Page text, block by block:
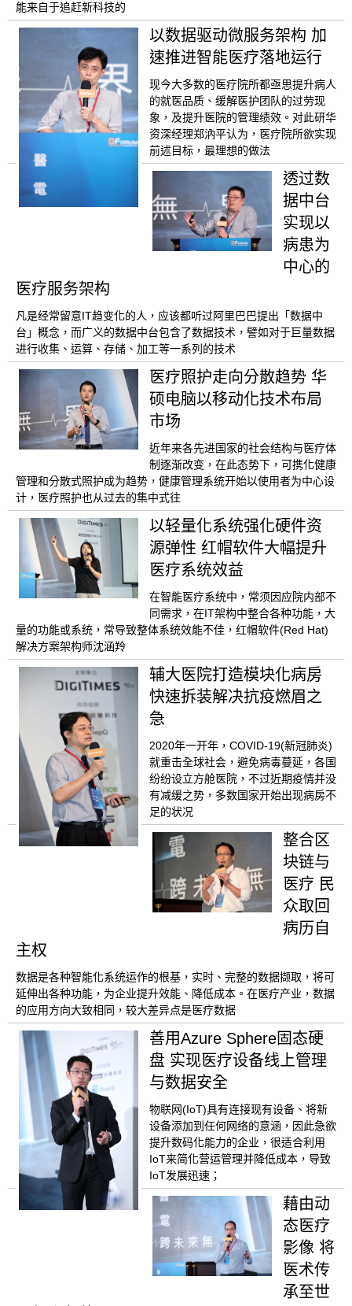
能来自于追赶新科技的
以数据驱动微服务架构 加
速推进智能医疗落地运行
现今大多数的医疗院所都亟思提升病人
的就医品质、缓解医护团队的过劳现
象，及提升医院的管理绩效。对此研华
资深经理郑汭平认为，医疗院所欲实现
前述目标，最理想的做法
透过数
据中台
实现以
病患为
中心的
医疗服务架构
凡是经常留意IT趋变化的人，应该都听过阿里巴巴提出「数据中
台」概念，而广义的数据中台包含了数据技术，譬如对于巨量数据
进行收集、运算、存储、加工等一系列的技术
医疗照护走向分散趋势 华
硕电脑以移动化技术布局
市场
近年来各先进国家的社会结构与医疗体
制逐渐改变，在此态势下，可携化健康
管理和分散式照护成为趋势，健康管理系统开始以使用者为中心设
计，医疗照护也从过去的集中式往
以轻量化系统强化硬件资
源弹性 红帽软件大幅提升
医疗系统效益
在智能医疗系统中，常须因应院内部不
同需求，在IT架构中整合各种功能，大
量的功能或系统，常导致整体系统效能不佳，红帽软件(Red Hat)
解决方案架构师沈涵羚
辅大医院打造模块化病房
快速拆装解决抗疫燃眉之
急
2020年一开年，COVID-19(新冠肺炎)
就重击全球社会，避免病毒蔓延，各国
纷纷设立方舱医院，不过近期疫情并没
有减缓之势，多数国家开始出现病房不
足的状况
整合区
块链与
医疗 民
众取回
病历自
主权
数据是各种智能化系统运作的根基，实时、完整的数据撷取，将可
延伸出各种功能，为企业提升效能、降低成本。在医疗产业，数据
的应用方向大致相同，较大差异点是医疗数据
善用Azure Sphere固态硬
盘 实现医疗设备线上管理
与数据安全
物联网(IoT)具有连接现有设备、将新
设备添加到任何网络的意涵，因此急欲
提升数码化能力的企业，很适合利用
IoT来简化营运管理并降低成本，导致
IoT发展迅速；
藉由动
态医疗
影像 将
医术传
承至世